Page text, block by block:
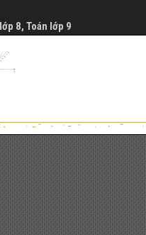
8, Toán lớp 9